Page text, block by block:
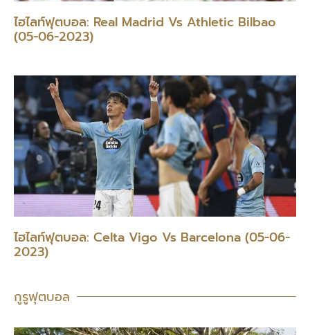
ไฮไลท์ฟุตบอล: Real Madrid Vs Athletic Bilbao
(05-06-2023)
ไฮไลท์ฟุตบอล: Celta Vigo Vs Barcelona (05-06-
2023)
กูรูฟุตบอล